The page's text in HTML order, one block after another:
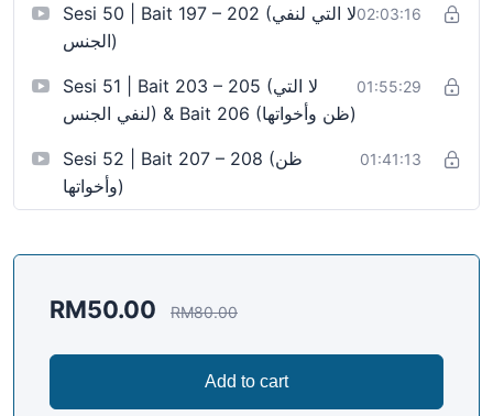
Sesi 50 | Bait 197 – 202 (لا التي لنفي
الجنس)
02:03:16
Sesi 51 | Bait 203 – 205 (لا التي
لنفي الجنس) & Bait 206 (ظن وأخواتها)
01:55:29
Sesi 52 | Bait 207 – 208 (ظن
وأخواتها)
01:41:13
RM50.00 RM80.00
Add to cart